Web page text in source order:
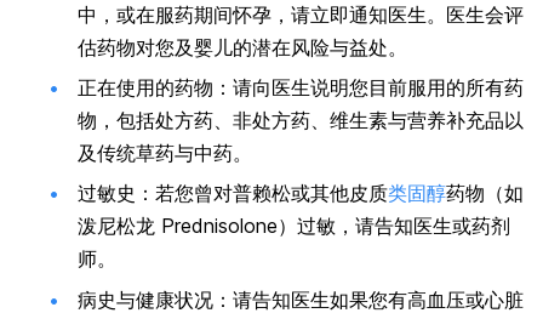
中，或在服药期间怀孕，请立即通知医生。医生会评
估药物对您及婴儿的潜在风险与益处。
正在使用的药物：请向医生说明您目前服用的所有药
物，包括处方药、非处方药、维生素与营养补充品以
及传统草药与中药。
过敏史：若您曾对普赖松或其他皮质类固醇药物（如
泼尼松龙 Prednisolone）过敏，请告知医生或药剂
师。
病史与健康状况：请告知医生如果您有高血压或心脏